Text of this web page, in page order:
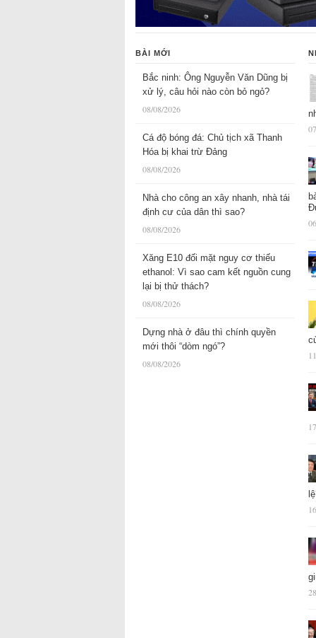
BÀI MỚI
Bắc ninh: Ông Nguyễn Văn Dũng bị
xử lý, câu hỏi nào còn bỏ ngỏ?
08/08/2026
Cá độ bóng đá: Chủ tịch xã Thanh
Hóa bị khai trừ Đảng
08/08/2026
Nhà cho công an xây nhanh, nhà tái
định cư của dân thì sao?
08/08/2026
Xăng E10 đối mặt nguy cơ thiếu
ethanol: Vì sao cam kết nguồn cung
lại bị thử thách?
08/08/2026
Dựng nhà ở đâu thì chính quyền
mới thôi “dòm ngó”?
08/08/2026